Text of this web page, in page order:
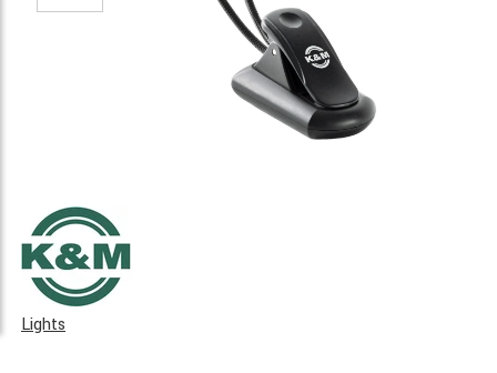
Lights